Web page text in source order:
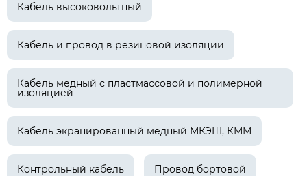
Кабель высоковольтный
Кабель и провод в резиновой изоляции
Кабель медный с пластмассовой и полимерной
изоляцией
Кабель экранированный медный МКЭШ, КММ
Контрольный кабель Провод бортовой